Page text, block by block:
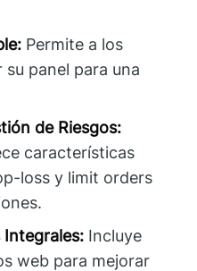
Permite a los
su panel para una
de Riesgos:
características
loss y limit orders
Integrales: Incluye
web para mejorar